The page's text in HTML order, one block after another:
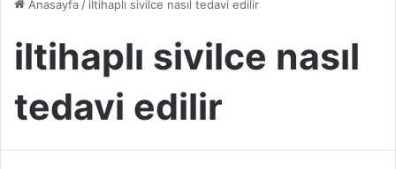
Anasayfa / iltihaplı sivilce nasıl tedavi edilir
iltihaplı sivilce nasıl
tedavi edilir